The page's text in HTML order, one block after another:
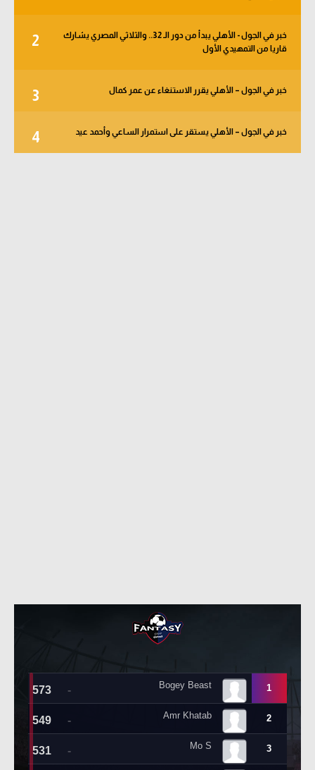
2
خبر في الجول - الأهلي يبدأ من دور الـ 32.. والثلاثي المصري يشارك
قاريا من التمهيدي الأول
3 خبر في الجول – الأهلي يقرر الاستنغاء عن عمر كمال
4 خبر في الجول – الأهلي يستقر على استمرار الساعي وأحمد عيد